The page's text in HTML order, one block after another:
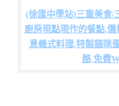
(徐匯中學站)三重美食/
廚房現點現作的餐點,價
意義式料理,特製貓咪
酪,免費